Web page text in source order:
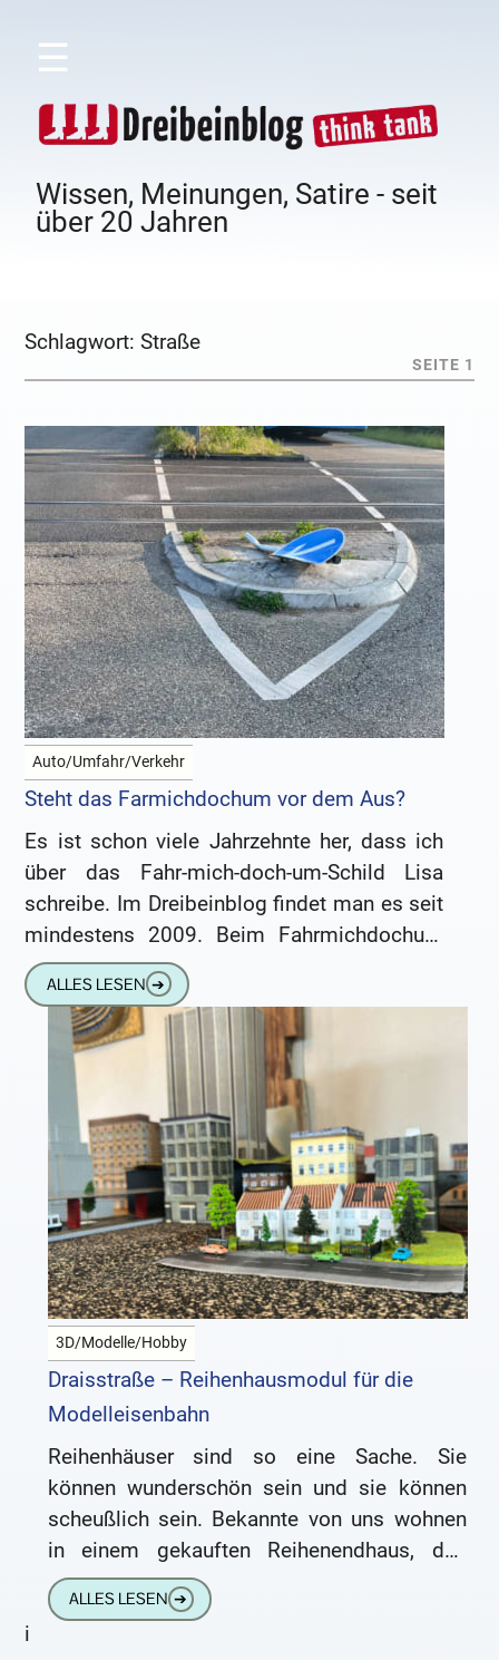
☰
Wissen, Meinungen, Satire - seit
über 20 Jahren
Schlagwort:Straße
SEITE 1
Auto/Umfahr/Verkehr
Steht das Farmichdochum vor dem Aus?
Es ist schon viele Jahrzehnte her, dass ich
über das Fahr-mich-doch-um-Schild Lisa
schreibe. Im Dreibeinblog findet man es seit
mindestens 2009. Beim Fahrmichdochum
handelt es sich um ein kleines, tapferes
ALLES LESEN ➔
3D/Modelle/Hobby
Draisstraße – Reihenhausmodul für die
Modelleisenbahn
Reihenhäuser sind so eine Sache. Sie
können wunderschön sein und sie können
scheußlich sein. Bekannte von uns wohnen
in einem gekauften Reihenendhaus, das
eigentlich nur eine schmale Scheibe aus
aufeinandergetürmten
ALLES LESEN ➔
i